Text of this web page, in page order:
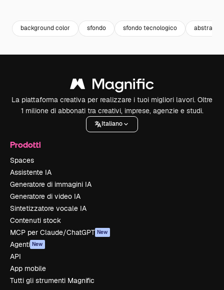
background color sfondo sfondo tecnologico abstract
La piattaforma creativa per realizzare i tuoi migliori lavori. Oltre
1 milione di abbonati tra creativi, imprese, agenzie e studi.
Italiano
Prodotti
Spaces
Assistente IA
Generatore di immagini IA
Generatore di video IA
Sintetizzatore vocale IA
Contenuti stock
MCP per Claude/ChatGPT New
Agenti New
API
App mobile
Tutti gli strumenti Magnific